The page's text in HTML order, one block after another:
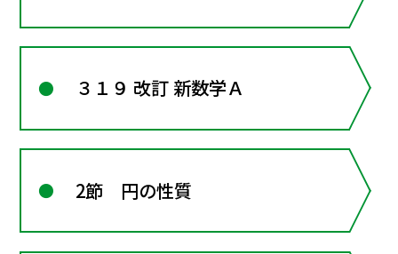
３１９ 改訂 新数学Ａ
2節 円の性質